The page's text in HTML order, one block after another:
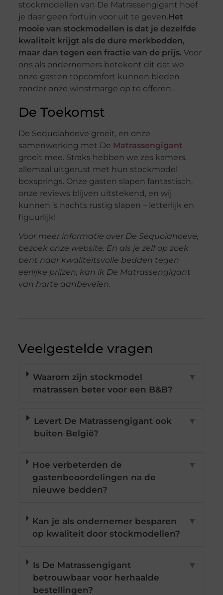
stockmodellen van De Matrassengigant hoef
je daar geen fortuin voor uit te geven.Het
mooie van stockmodellen is dat je dezelfde
kwaliteit krijgt als de dure merkbedden,
maar dan tegen een fractie van de prijs. Voor
ons als ondernemers betekent dit dat we
onze gasten topcomfort kunnen bieden
zonder onze winstmarge op te offeren.
De Toekomst
De Sequoiahoeve groeit, en onze
samenwerking met De Matrassengigant
groeit mee. Straks hebben we zes kamers,
allemaal uitgerust met hun stockmodel
boxsprings. Onze gasten slapen fantastisch,
onze reviews blijven uitstekend, en wij
kunnen ’s nachts rustig slapen – letterlijk en
figuurlijk!
Voor meer informatie over De Sequoiahoeve,
bezoek onze website. En als je zelf op zoek
bent naar kwaliteitsvolle bedden tegen
eerlijke prijzen, kan ik De Matrassengigant
van harte aanbevelen.
Veelgestelde vragen
Waarom zijn stockmodel
matrassen beter voor een B&B?
▼
Levert De Matrassengigant ook
buiten België?
▼
Hoe verbeterden de
gastenbeoordelingen na de
nieuwe bedden?
▼
Kan je als ondernemer besparen
op kwaliteit door stockmodellen?
▼
Is De Matrassengigant
betrouwbaar voor herhaalde
bestellingen?
▼